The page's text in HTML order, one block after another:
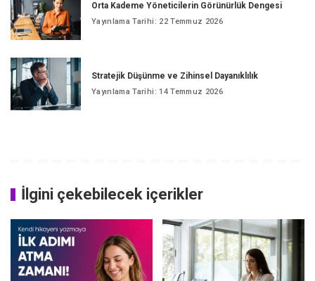
Orta Kademe Yöneticilerin Görünürlük Dengesi
Yayınlama Tarihi: 22 Temmuz 2026
Stratejik Düşünme ve Zihinsel Dayanıklılık
Yayınlama Tarihi: 14 Temmuz 2026
İlgini çekebilecek içerikler